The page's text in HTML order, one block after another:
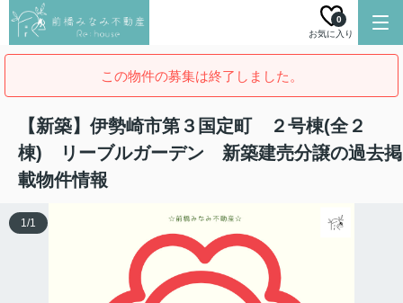
お気に入り
0
この物件の募集は終了しました。
【新築】伊勢崎市第３国定町 ２号棟(全２
棟) リーブルガーデン 新築建売分譲の過去掲
載物件情報
1/1